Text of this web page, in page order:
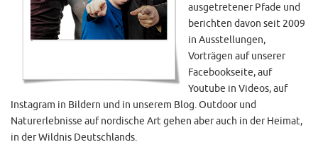
ausgetretener Pfade und
berichten davon seit 2009
in Ausstellungen,
Vorträgen auf unserer
Facebookseite, auf
Youtube in Videos, auf
Instagram in Bildern und in unserem Blog. Outdoor und
Naturerlebnisse auf nordische Art gehen aber auch in der Heimat,
in der Wildnis Deutschlands.